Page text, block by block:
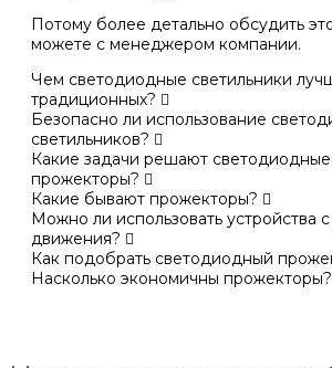
Потому более детально обсудить
можете с менеджером компании.
Чем светодиодные светильники
традиционных?
Безопасно ли использование
светильников?
Какие задачи решают светодиодные
прожекторы?
Какие бывают прожекторы?
Можно ли использовать устройства
движения?
Как подобрать светодиодный
Насколько экономичны прожекторы?